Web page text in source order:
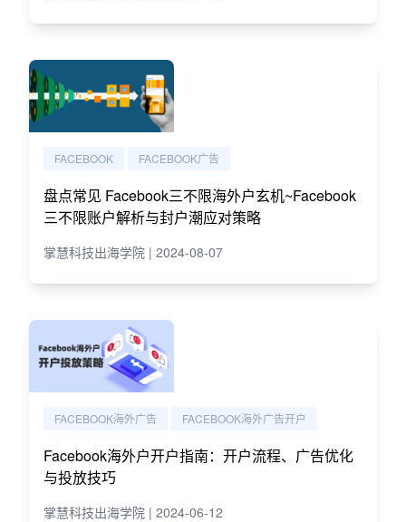
FACEBOOK FACEBOOK广告
盘点常见 Facebook三不限海外户玄机~Facebook
三不限账户解析与封户潮应对策略
掌慧科技出海学院 | 2024-08-07
FACEBOOK海外广告 FACEBOOK海外广告开户
Facebook海外户开户指南：开户流程、广告优化
与投放技巧
掌慧科技出海学院 | 2024-06-12